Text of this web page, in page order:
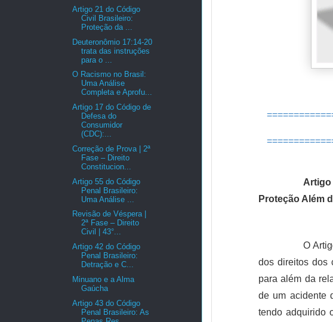
Proteção Além
O
dos direitos dos
para além da
de um acidente
tendo adquirido
Artigo 21 do Código
Civil Brasileiro:
Proteção da ...
Deuteronômio 17:14-20
trata das instruções
para o ...
O Racismo no Brasil:
Uma Análise
Completa e Aprofu...
Artigo 17 do Código de
Defesa do
Consumidor
(CDC):...
Correção de Prova | 2ª
Fase – Direito
Constitucion...
Artigo 55 do Código
Penal Brasileiro:
Uma Análise ...
Revisão de Véspera |
2ª Fase – Direito
Civil | 43°...
Artigo 42 do Código
Penal Brasileiro:
Detração e C...
Minuano e a Alma
Gaúcha
Artigo 43 do Código
Penal Brasileiro: As